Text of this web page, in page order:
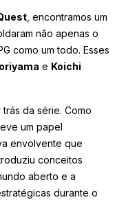
, encontramos um
não apenas o
como um todo. Esses
e Koichi
da série. Como
um papel
envolvente que
conceitos
aberto e a
durante o